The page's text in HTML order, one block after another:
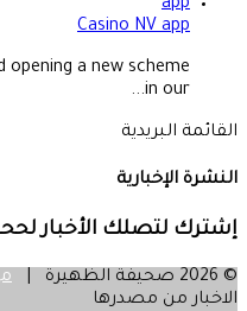
Casino NV app
opening a new scheme
in our...
القائمة البريدية
النشرة الإخبارية
إشترك لتصلك الأخبار
© 2026 صحيفة الظهيرة |
الاخبار من مصدرها